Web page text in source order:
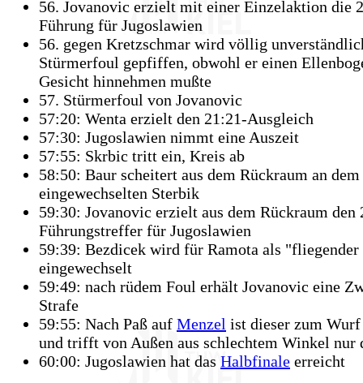
56. Jovanovic erzielt mit einer Einzelaktion die
Führung für Jugoslawien
56. gegen Kretzschmar wird völlig
Stürmerfoul gepfiffen, obwohl er einen
Gesicht hinnehmen mußte
57. Stürmerfoul von Jovanovic
57:20: Wenta erzielt den 21:21-Ausgleich
57:30: Jugoslawien nimmt eine Auszeit
57:55: Skrbic tritt ein, Kreis ab
58:50: Baur scheitert aus dem Rückraum an
eingewechselten Sterbik
59:30: Jovanovic erzielt aus dem Rückraum den
Führungstreffer für Jugoslawien
59:39: Bezdicek wird für Ramota als
eingewechselt
59:49: nach rüdem Foul erhält Jovanovic eine
Strafe
59:55: Nach Paß auf Menzel ist dieser zum Wurf
und trifft von Außen aus schlechtem Winkel nur
60:00: Jugoslawien hat das Halbfinale erreicht